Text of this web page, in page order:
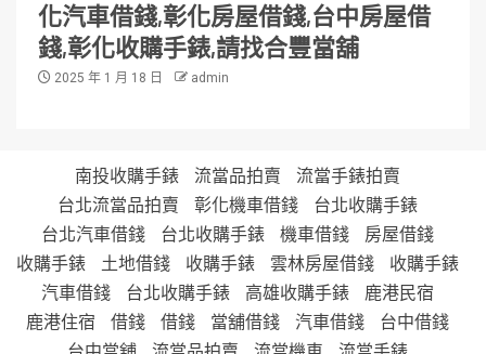
化汽車借錢,彰化房屋借錢,台中房屋借
錢,彰化收購手錶,請找合豐當舖
2025 年 1 月 18 日 admin
南投收購手錶 流當品拍賣
流當手錶拍賣
台北流當品拍賣
彰化機車借錢
台北收購手錶
台北汽車借錢
台北收購手錶 機車借錢
房屋借錢
收購手錶
土地借錢 收購手錶 雲林房屋借錢
收購手錶
汽車借錢
台北收購手錶 高雄收購手錶
鹿港民宿
鹿港住宿
借錢 借錢 當舖借錢 汽車借錢
台中借錢